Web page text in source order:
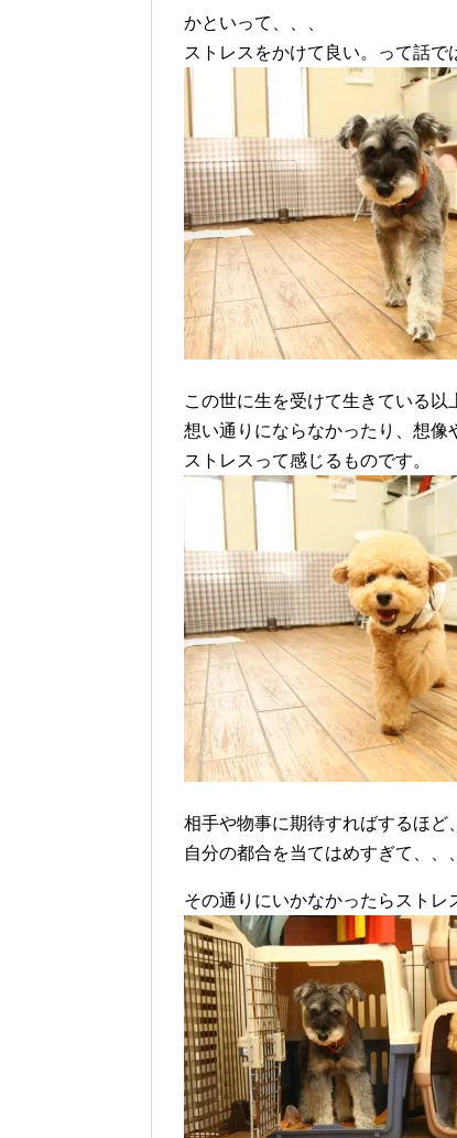
かといって、、、
ストレスをかけて良い。って話で
この世に生を受けて生きている以
想い通りにならなかったり、想像
ストレスって感じるものです。
相手や物事に期待すればするほど
自分の都合を当てはめすぎて、、、
その通りにいかなかったらストレ